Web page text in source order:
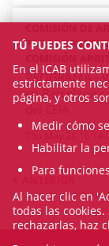
PARA LA
PROGRAMA -
en Barcelona
del CEIA
Thu May 28
TÚ PUEDES
En el ICAB
estrictamente
página, y otros
Medir cómo
Habilitar la
Para
Al hacer clic en
todas las
rechazarlas, haz